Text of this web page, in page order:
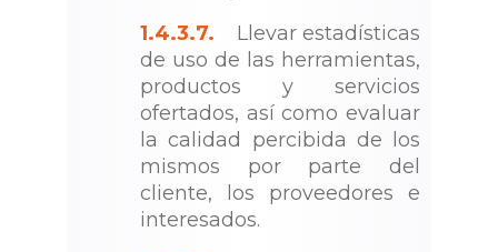
1.4.3.7. Llevar estadísticas
de uso de las herramientas,
productos y servicios
ofertados, así como evaluar
la calidad percibida de los
mismos por parte del
cliente, los proveedores e
interesados.